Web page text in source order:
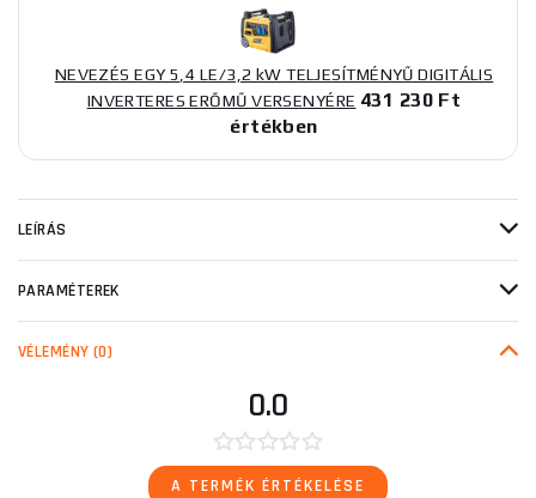
NEVEZÉS EGY 5,4 LE/3,2 kW TELJESÍTMÉNYŰ DIGITÁLIS
INVERTERES ERŐMŰ VERSENYÉRE 431 230 Ft
értékben
LEÍRÁS
PARAMÉTEREK
VÉLEMÉNY (0)
0.0
A TERMÉK ÉRTÉKELÉSE